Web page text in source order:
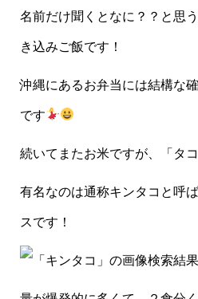
名前だけ聞くとなに？？と思
き込みご飯です！
沖縄にあるお弁当には結構な
です
続いてまたお米ですが、「タコ
有名なのは通称キンタコと呼
スです！